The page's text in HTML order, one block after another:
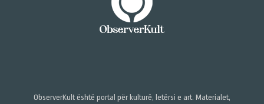
ObserverKult është portal për kulturë, letërsi e art. Materialet,